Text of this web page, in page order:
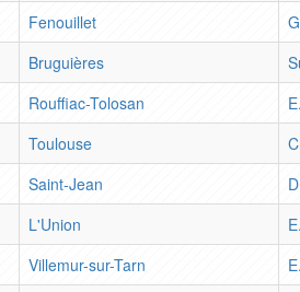
Fenouillet
Bruguières
Rouffiac-Tolosan
Toulouse
Saint-Jean
L'Union
Villemur-sur-Tarn